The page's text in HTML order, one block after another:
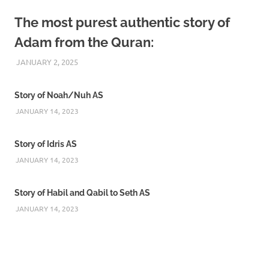
non-
muslim
The most purest authentic story of
Adam from the Quran:
JANUARY 2, 2025REZWAN MAHBUB
Story of Noah/Nuh AS
JANUARY 14, 2023
Story of Idris AS
JANUARY 14, 2023
Story of Habil and Qabil to Seth AS
JANUARY 14, 2023